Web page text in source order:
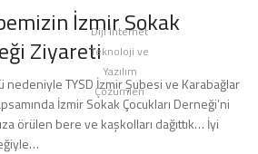
İzmir Sokak
Ziyareti
nedeniyle TYSD İzmir Şubesi ve Karabağlar
İzmir Sokak Çocukları Derneği’ni
örülen bere ve kaşkolları dağıttık… İyi
Diji İnternet
Teknoloji ve
Yazılım
Çözümleri